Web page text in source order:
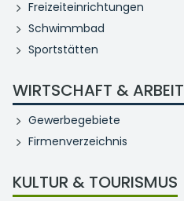
Freizeiteinrichtungen
Schwimmbad
Sportstätten
WIRTSCHAFT & ARBEIT
Gewerbegebiete
Firmenverzeichnis
KULTUR & TOURISMUS